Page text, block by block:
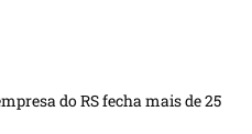
do RS fecha mais de 25